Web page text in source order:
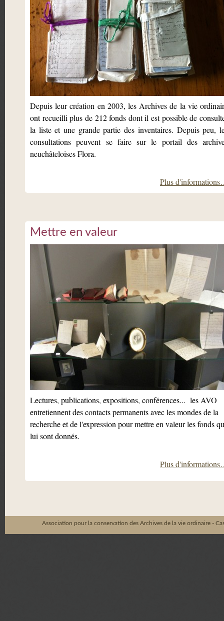
Depuis leur création en 2003, les Archives de la vie
ont recueilli plus de 212 fonds dont il est possible de
la liste et une grande partie des inventaires. Depuis peu,
consultations peuvent se faire sur le portail des
neuchâteloises Flora.
Plus
Mettre en valeur
Lectures, publications, expositions, conférences... les AVO
entretiennent des contacts permanents avec les mondes de la
recherche et de l'expression pour mettre en valeur les fonds
lui sont donnés.
Plus
Association pour la conservation des Archives de la vie ordinaire -